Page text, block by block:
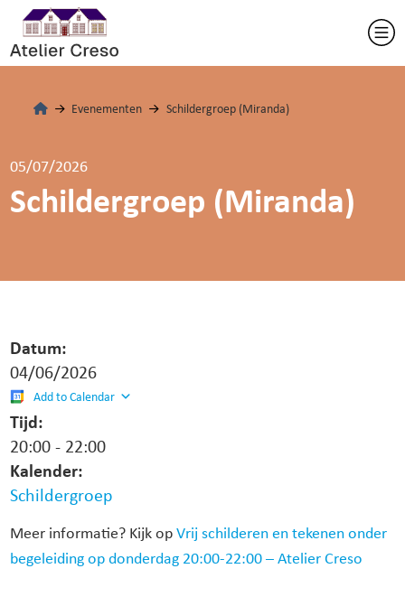
Evenementen Schildergroep (Miranda)
05/07/2026
Schildergroep (Miranda)
Datum:
04/06/2026
Add to Calendar
Tijd:
20:00- 22:00
Kalender:
Schildergroep
Meer informatie? Kijk opVrij schilderen en tekenen onder
begeleiding op donderdag 20:00-22:00 – Atelier Creso